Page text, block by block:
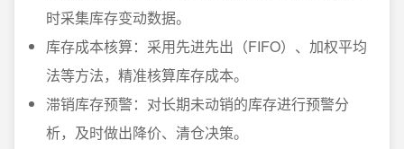
时采集库存变动数据。
库存成本核算：采用先进先出（FIFO）、加权平均
法等方法，精准核算库存成本。
滞销库存预警：对长期未动销的库存进行预警分
析，及时做出降价、清仓决策。